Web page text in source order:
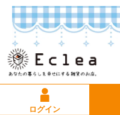
ログイン